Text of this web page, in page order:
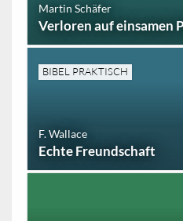
Martin Schäfer
Verloren auf einsamen
BIBEL PRAKTISCH
F. Wallace
Echte Freundschaft